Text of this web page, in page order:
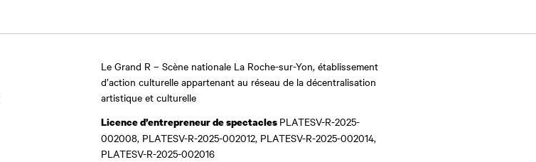
Le Grand R – Scène nationale La Roche-sur-Yon, établissement
d’action culturelle appartenant au réseau de la décentralisation
artistique et culturelle
Licence d’entrepreneur de spectacles PLATESV-R-2025-
002008, PLATESV-R-2025-002012, PLATESV-R-2025-002014,
PLATESV-R-2025-002016